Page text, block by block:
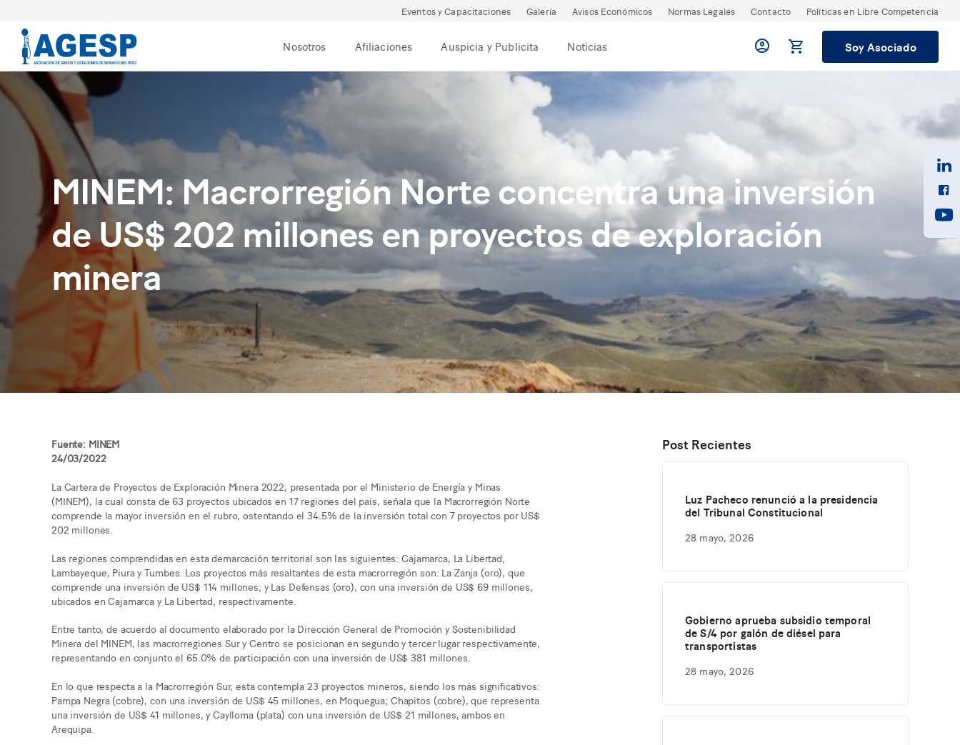
Eventos y Capacitaciones Galería Avisos Económicos Normas Legales Contacto Políticas en Libre Competencia
Nosotros Afiliaciones Auspicia y Publicita Noticias Soy Asociado
MINEM: Macrorregión Norte concentra una inversión
de US$ 202 millones en proyectos de exploración
minera
Fuente: MINEM
24/03/2022
La Cartera de Proyectos de Exploración Minera 2022, presentada por el Ministerio de Energía y Minas
(MINEM), la cual consta de 63 proyectos ubicados en 17 regiones del país, señala que la Macrorregión Norte
comprende la mayor inversión en el rubro, ostentando el 34.5% de la inversión total con 7 proyectos por US$
202 millones.
Las regiones comprendidas en esta demarcación territorial son las siguientes: Cajamarca, La Libertad,
Lambayeque, Piura y Tumbes. Los proyectos más resaltantes de esta macrorregión son: La Zanja (oro), que
comprende una inversión de US$ 114 millones; y Las Defensas (oro), con una inversión de US$ 69 millones,
ubicados en Cajamarca y La Libertad, respectivamente.
Entre tanto, de acuerdo al documento elaborado por la Dirección General de Promoción y Sostenibilidad
Minera del MINEM, las macrorregiones Sur y Centro se posicionan en segundo y tercer lugar respectivamente,
representando en conjunto el 65.0% de participación con una inversión de US$ 381 millones.
En lo que respecta a la Macrorregión Sur, esta contempla 23 proyectos mineros, siendo los más significativos:
Pampa Negra (cobre), con una inversión de US$ 45 millones, en Moquegua; Chapitos (cobre), que representa
una inversión de US$ 41 millones, y Caylloma (plata) con una inversión de US$ 21 millones, ambos en
Arequipa.
Post Recientes
Luz Pacheco renunció a la presidencia
del Tribunal Constitucional
28 mayo, 2026
Gobierno aprueba subsidio temporal
de S/4 por galón de diésel para
transportistas
28 mayo, 2026